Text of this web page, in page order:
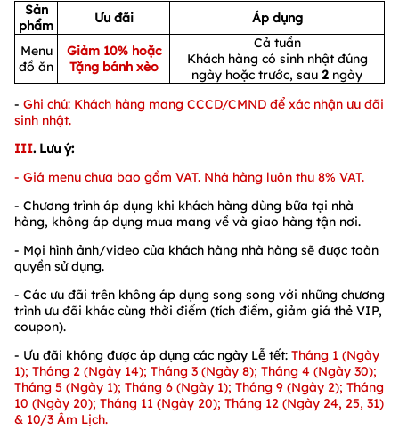
Sản
phẩm
Ưu đãi Áp dụng
Menu
đồ ăn
Giảm 10% hoặc
Tặng bánh xèo
Cả tuần
Khách hàng có sinh nhật đúng
ngày hoặc trước, sau 2 ngày
- Ghi chú: Khách hàng mang CCCD/CMND để xác nhận ưu đãi
sinh nhật.
III. Lưu ý:
- Giá menu chưa bao gồm VAT. Nhà hàng luôn thu 8% VAT.
- Chương trình áp dụng khi khách hàng dùng bữa tại nhà
hàng, không áp dụng mua mang về và giao hàng tận nơi.
- Mọi hình ảnh/video của khách hàng nhà hàng sẽ được toàn
quyền sử dụng.
- Các ưu đãi trên không áp dụng song song với những chương
trình ưu đãi khác cùng thời điểm (tích điểm, giảm giá thẻ VIP,
coupon).
- Ưu đãi không được áp dụng các ngày Lễ tết: Tháng 1 (Ngày
1); Tháng 2 (Ngày 14); Tháng 3 (Ngày 8); Tháng 4 (Ngày 30);
Tháng 5 (Ngày 1); Tháng 6 (Ngày 1); Tháng 9 (Ngày 2); Tháng
10 (Ngày 20); Tháng 11 (Ngày 20); Tháng 12 (Ngày 24, 25, 31)
& 10/3 Âm Lịch.
/1